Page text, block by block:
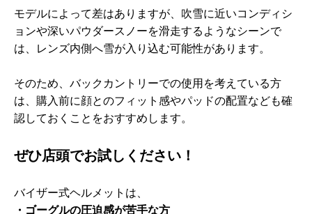
モデルによって差はありますが、吹雪に近いコンディシ
ョンや深いパウダースノーを滑走するようなシーンで
は、レンズ内側へ雪が入り込む可能性があります。
そのため、バックカントリーでの使用を考えている方
は、購入前に顔とのフィット感やパッドの配置なども確
認しておくことをおすすめします。
ぜひ店頭でお試しください！
バイザー式ヘルメットは、
・ゴーグルの圧迫感が苦手な方